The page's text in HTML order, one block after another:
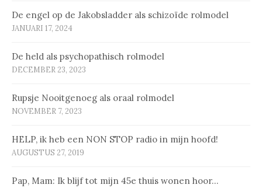
De engel op de Jakobsladder als schizoïde rolmodel
JANUARI 17, 2024
De held als psychopathisch rolmodel
DECEMBER 23, 2023
Rupsje Nooitgenoeg als oraal rolmodel
NOVEMBER 7, 2023
HELP, ik heb een NON STOP radio in mijn hoofd!
AUGUSTUS 27, 2019
Pap, Mam: Ik blijf tot mijn 45e thuis wonen hoor…